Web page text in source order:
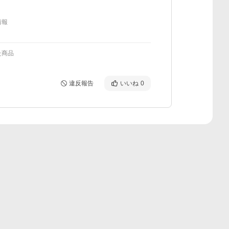
報
品
違反報告 いいね 0